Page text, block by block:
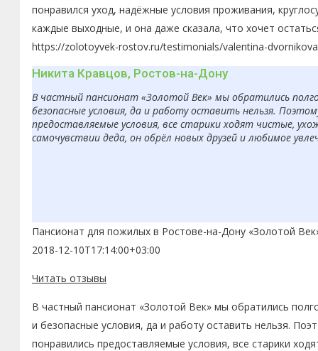
понравился уход, надёжные условия проживания,
каждые выходные, и она даже сказала, что хочет
https://zolotoyvek-rostov.ru/testimonials/valentina-
Никита Кравцов, Ростов-на-Дону
В частный пансионат «Золотой Век» мы обратились
безопасные условия, да и работу оставить нельзя.
предоставляемые условия, все старики ходят чистые,
самочувствии деда, он обрёл новых друзей и любимое
Пансионат для пожилых в Ростове-на-Дону «Золотой
2018-12-10T17:14:00+03:00
Читать отзывы
В частный пансионат «Золотой Век» мы обратились
и безопасные условия, да и работу оставить нельзя.
понравились предоставляемые условия, все старики